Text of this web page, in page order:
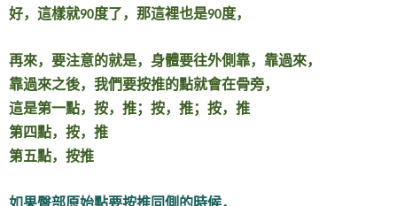
好，這樣就90度了，那這裡也是90度，
再來，要注意的就是，身體要往外側靠，靠過來，
靠過來之後，我們要按推的點就會在骨旁，
這是第一點，按，推；按，推；按，推
第四點，按，推
第五點，按推